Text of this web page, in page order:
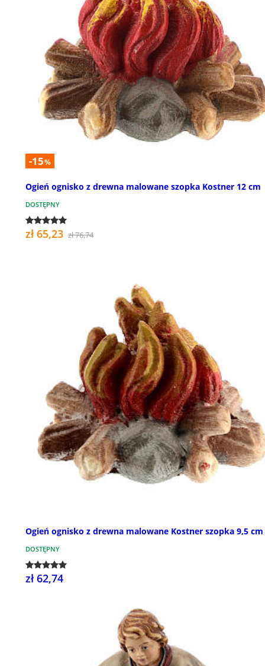
-15%
Ogień ognisko z drewna malowane szopka Kostner 12 cm
DOSTĘPNY
zł 65,23 zł 76,74
Ogień ognisko z drewna malowane Kostner szopka 9,5 cm
DOSTĘPNY
zł 62,74